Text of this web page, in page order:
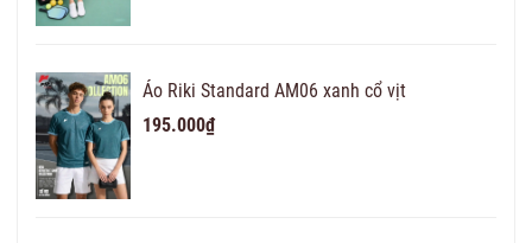
Áo Riki Standard AM06 xanh cổ vịt
195.000₫